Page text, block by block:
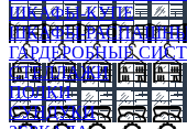
ШКАФЫ-КУПЕ
ШКАФЫ-
ГАРДЕРОБНЫЕ
СТЕЛЛАЖИ
ПОЛКИ
СУНДУКИ